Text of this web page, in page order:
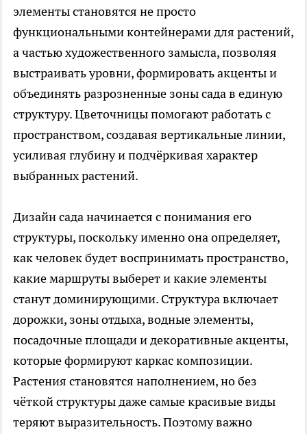
элементы становятся не просто
функциональными контейнерами для растений,
а частью художественного замысла, позволяя
выстраивать уровни, формировать акценты и
объединять разрозненные зоны сада в единую
структуру. Цветочницы помогают работать с
пространством, создавая вертикальные линии,
усиливая глубину и подчёркивая характер
выбранных растений.
Дизайн сада начинается с понимания его
структуры, поскольку именно она определяет,
как человек будет воспринимать пространство,
какие маршруты выберет и какие элементы
станут доминирующими. Структура включает
дорожки, зоны отдыха, водные элементы,
посадочные площади и декоративные акценты,
которые формируют каркас композиции.
Растения становятся наполнением, но без
чёткой структуры даже самые красивые виды
теряют выразительность. Поэтому важно